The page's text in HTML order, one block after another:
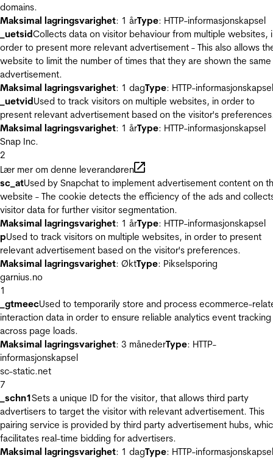
domains.
Maksimal lagringsvarighet: 1 årType: HTTP-informasjonskapsel
_uetsidCollects data on visitor behaviour from multiple websites,
order to present more relevant advertisement - This also allows
website to limit the number of times that they are shown the same
advertisement.
Maksimal lagringsvarighet: 1 dagType: HTTP-informasjonskapsel
_uetvidUsed to track visitors on multiple websites, in order to
present relevant advertisement based on the visitor's
Maksimal lagringsvarighet: 1 årType: HTTP-informasjonskapsel
Snap Inc.
2
Lær mer om denne leverandøren
sc_atUsed by Snapchat to implement advertisement content on
website - The cookie detects the efficiency of the ads and
visitor data for further visitor segmentation.
Maksimal lagringsvarighet: 1 årType: HTTP-informasjonskapsel
pUsed to track visitors on multiple websites, in order to present
relevant advertisement based on the visitor's preferences.
Maksimal lagringsvarighet: ØktType: Pikselsporing
garnius.no
1
_gtmeecUsed to temporarily store and process ecommerce-
interaction data in order to ensure reliable analytics event tracking
across page loads.
Maksimal lagringsvarighet: 3 månederType: HTTP-
informasjonskapsel
sc-static.net
7
_schn1Sets a unique ID for the visitor, that allows third party
advertisers to target the visitor with relevant advertisement. This
pairing service is provided by third party advertisement hubs,
facilitates real-time bidding for advertisers.
Maksimal lagringsvarighet: 1 dagType: HTTP-informasjonskapsel